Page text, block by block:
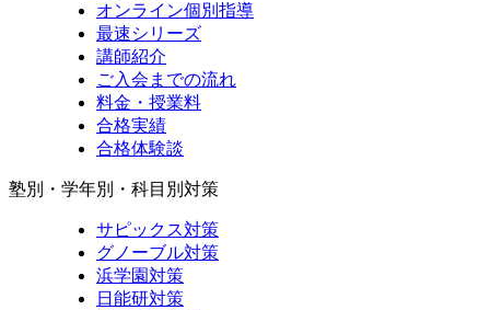
オンライン個別指導
最速シリーズ
講師紹介
ご入会までの流れ
料金・授業料
合格実績
合格体験談
塾別・学年別・科目別対策
サピックス対策
グノーブル対策
浜学園対策
日能研対策